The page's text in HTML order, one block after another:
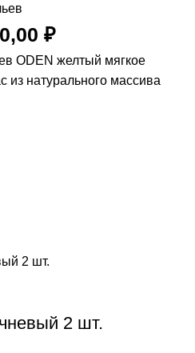
₽
ODEN желтый мягкое
из натурального массива
2 шт.